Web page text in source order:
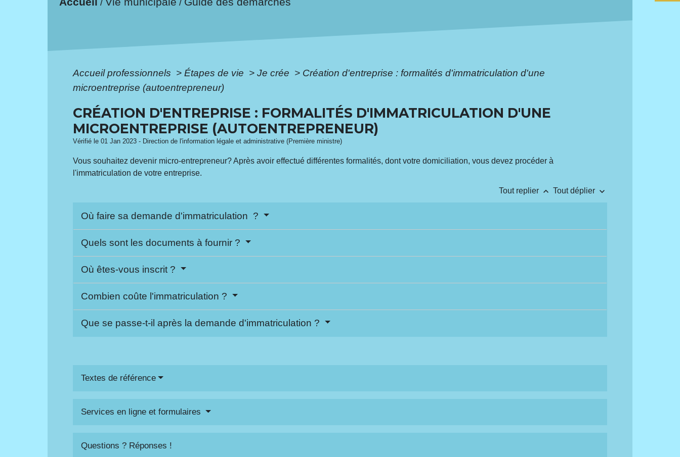
/ /
Accueil professionnels > Étapes de vie > Je crée > Création d'entreprise : formalités d'immatriculation d'une
microentreprise (autoentrepreneur)
CRÉATION D'ENTREPRISE : FORMALITÉS D'IMMATRICULATION D'UNE
MICROENTREPRISE (AUTOENTREPRENEUR)
Vérifié le 01 Jan 2023 - Direction de l'information légale et administrative (Première ministre)
Vous souhaitez devenir micro-entrepreneur? Après avoir effectué différentes formalités, dont votre domiciliation, vous devez procéder à
l'immatriculation de votre entreprise.
Tout replier keyboard_arrow_up Tout déplier keyboard_arrow_down
Où faire sa demande d'immatriculation ?
Quels sont les documents à fournir ?
Où êtes-vous inscrit ?
Combien coûte l'immatriculation ?
Que se passe-t-il après la demande d'immatriculation ?
Textes de référence
Services en ligne et formulaires
Questions ? Réponses !